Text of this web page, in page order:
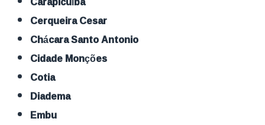
Cerqueira Cesar
Chácara Santo Antonio
Cidade Monções
Cotia
Diadema
Embu